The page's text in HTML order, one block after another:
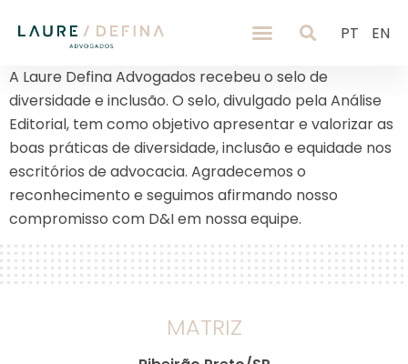
PT EN
A Laure Defina Advogados recebeu o selo de
diversidade e inclusão. O selo, divulgado pela Análise
Editorial, tem como objetivo apresentar e valorizar as
boas práticas de diversidade, inclusão e equidade nos
escritórios de advocacia. Agradecemos o
reconhecimento e seguimos afirmando nosso
compromisso com D&I em nossa equipe.
MATRIZ